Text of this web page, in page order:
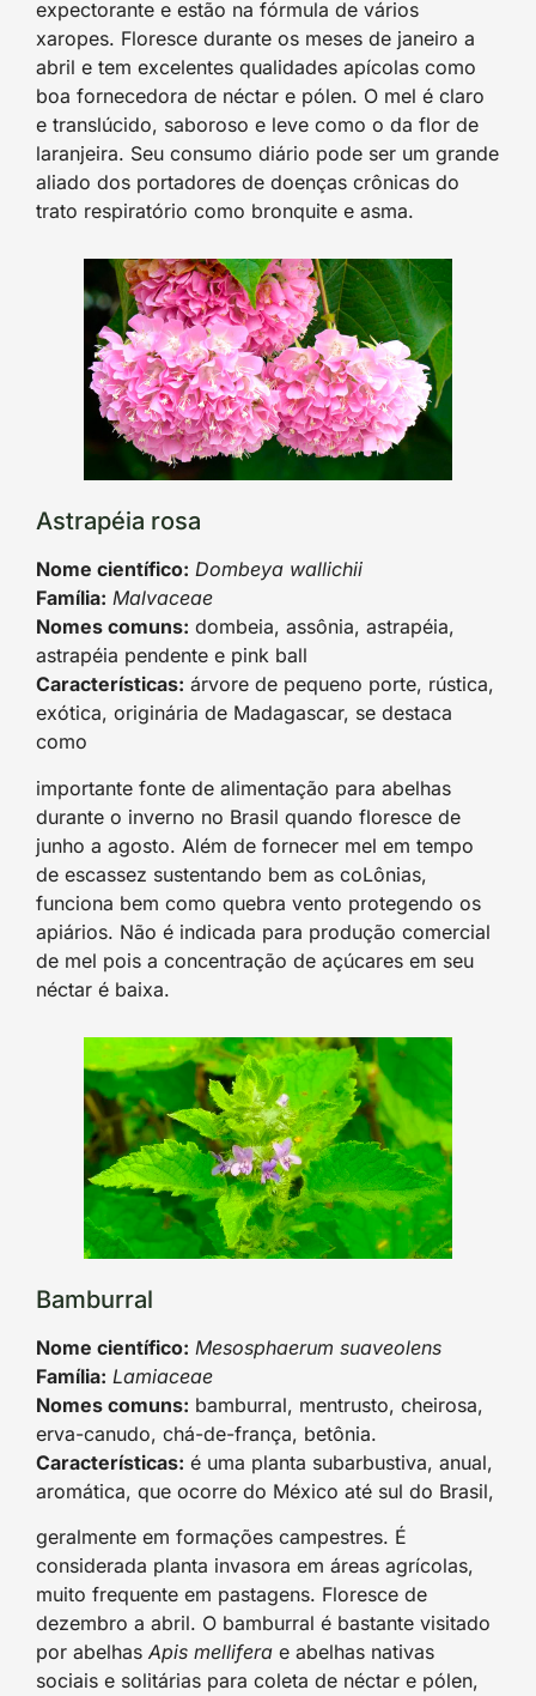
expectorante e estão na fórmula de vários
xaropes. Floresce durante os meses de janeiro a
abril e tem excelentes qualidades apícolas como
boa fornecedora de néctar e pólen. O mel é claro
e translúcido, saboroso e leve como o da flor de
laranjeira. Seu consumo diário pode ser um grande
aliado dos portadores de doenças crônicas do
trato respiratório como bronquite e asma.
Astrapéia rosa
Nome científico: Dombeya wallichii
Família: Malvaceae
Nomes comuns: dombeia, assônia, astrapéia,
astrapéia pendente e pink ball
Características: árvore de pequeno porte, rústica,
exótica, originária de Madagascar, se destaca
como
importante fonte de alimentação para abelhas
durante o inverno no Brasil quando floresce de
junho a agosto. Além de fornecer mel em tempo
de escassez sustentando bem as coLônias,
funciona bem como quebra vento protegendo os
apiários. Não é indicada para produção comercial
de mel pois a concentração de açúcares em seu
néctar é baixa.
Bamburral
Nome científico: Mesosphaerum suaveolens
Família: Lamiaceae
Nomes comuns: bamburral, mentrusto, cheirosa,
erva-canudo, chá-de-frança, betônia.
Características: é uma planta subarbustiva, anual,
aromática, que ocorre do México até sul do Brasil,
geralmente em formações campestres. É
considerada planta invasora em áreas agrícolas,
muito frequente em pastagens. Floresce de
dezembro a abril. O bamburral é bastante visitado
por abelhas Apis mellifera e abelhas nativas
sociais e solitárias para coleta de néctar e pólen,